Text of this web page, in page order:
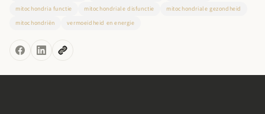
mitochondria functie
mitochondriale disfunctie
mitochondriale gezondheid
mitochondriën
vermoeidheid en energie